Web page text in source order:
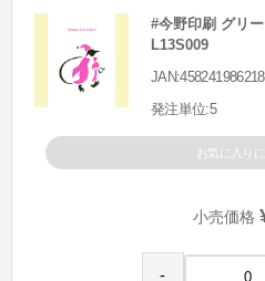
#今野印刷 グリ
L13S009
発注単位:5
お気に入り
小売価格
-